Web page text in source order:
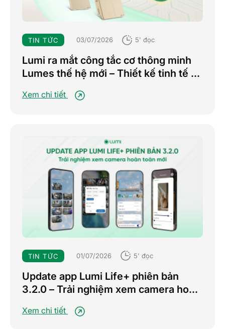
TIN TỨC 03/07/2026 5' đọc
Lumi ra mắt công tắc cơ thông minh
Lumes thế hệ mới – Thiết kế tinh tế –
Xem chi tiết
TIN TỨC 01/07/2026 5' đọc
Update app Lumi Life+ phiên bản
3.2.0 – Trải nghiệm xem camera hoàn
Xem chi tiết